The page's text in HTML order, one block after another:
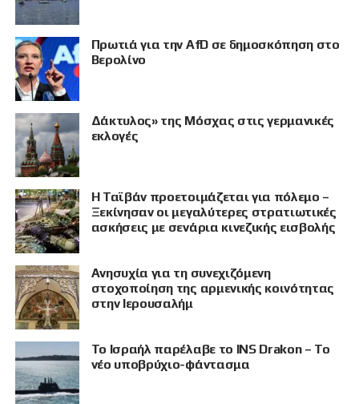
Πρωτιά για την AfD σε δημοσκόπηση στο
Βερολίνο
Δάκτυλος» της Μόσχας στις γερμανικές
εκλογές
Η Ταϊβάν προετοιμάζεται για πόλεμο –
Ξεκίνησαν οι μεγαλύτερες στρατιωτικές
ασκήσεις με σενάρια κινεζικής εισβολής
Ανησυχία για τη συνεχιζόμενη
στοχοποίηση της αρμενικής κοινότητας
στην Ιερουσαλήμ
Το Ισραήλ παρέλαβε το INS Drakon – Το
νέο υποβρύχιο-φάντασμα